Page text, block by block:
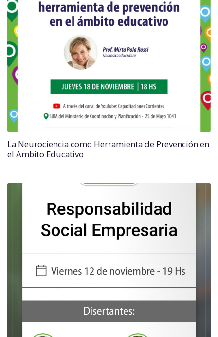
La Neurociencia como Herramienta de Prevención en
el Ambito Educativo